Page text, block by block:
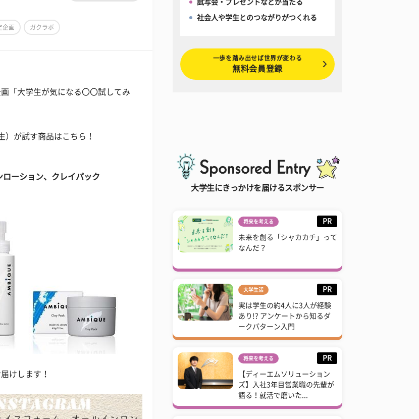
企画 ガクラボ
「大学生が気になる〇〇試してみ
）が試す商品はこちら！
ーション、クレイパック
けします！
試写会・プレゼントなどが当たる
社会人や学生とのつながりがつくれる
一歩を踏み出せば世界が変わる
無料会員登録
大学生にきっかけを届けるスポンサー
将来を考える PR
未来を創る「シャカカチ」って
なんだ？
大学生活 PR
実は学生の約4人に3人が経験
あり!? アンケートから知るダ
ークパターン入門
将来を考える PR
【ディーエムソリューション
ズ】入社3年目営業職の先輩が
語る！就活で磨いた...